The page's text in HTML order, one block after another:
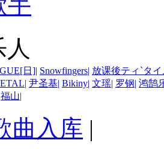
日]| Snowfingers| 放课後ティ`タイ
| 尹圣基| Bikiny| 文瑶| 罗钢| 鸿鹄
福山|
曲入库 |